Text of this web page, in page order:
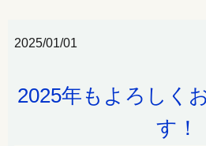
2025/01/01
2025年もよろしく
す！